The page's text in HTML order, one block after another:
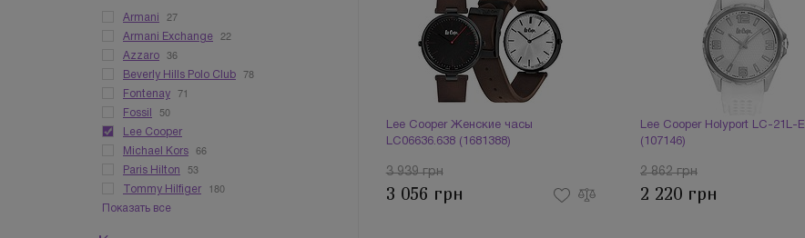
Armani 27
Armani Exchange 22
Azzaro 36
Beverly Hills Polo Club 78
Fontenay 71
Fossil 50
Lee Cooper
Michael Kors
66
Paris Hilton 53
Tommy Hilfiger 180
Показать все
Lee Cooper Женские часы
LC06636.638 (1681388)
3 939 грн
3 056 грн
Lee Cooper Holyport LC-21L-E
(107146)
2 862 грн
2 220 грн